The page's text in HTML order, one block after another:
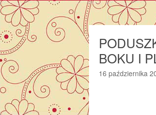
BOKU I
16 października